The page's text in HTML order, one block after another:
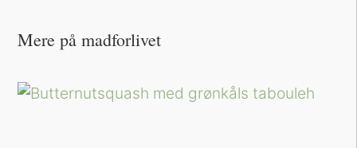
Mere på madforlivet